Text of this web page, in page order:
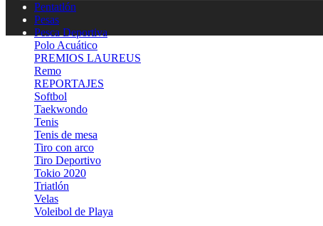
Pentatlón
Pesas
Pesca Deportiva
Polo Acuático
PREMIOS LAUREUS
Remo
REPORTAJES
Softbol
Taekwondo
Tenis
Tenis de mesa
Tiro con arco
Tiro Deportivo
Tokio 2020
Triatlón
Velas
Voleibol de Playa